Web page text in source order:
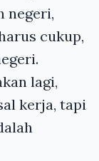
negeri,
cukup,
lagi,
kerja, tapi